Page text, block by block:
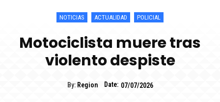
servicio eléctrico
NOTICIAS ACTUALIDAD POLICIAL
Motociclista muere tras
violento despiste
By: Region Date: 07/07/2026